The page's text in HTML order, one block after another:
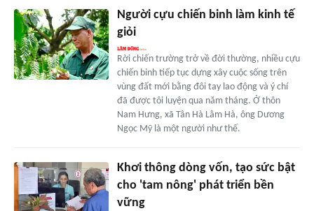
Người cựu chiến binh làm kinh tế
giỏi
Rời chiến trường trở về đời thường, nhiều cựu
chiến binh tiếp tục dựng xây cuộc sống trên
vùng đất mới bằng đôi tay lao động và ý chí
đã được tôi luyện qua năm tháng. Ở thôn
Nam Hưng, xã Tân Hà Lâm Hà, ông Dương
Ngọc Mỹ là một người như thế.
Khơi thông dòng vốn, tạo sức bật
cho 'tam nông' phát triển bền
vững